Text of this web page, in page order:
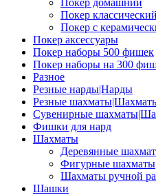
Покер классический
Покер с
Покер аксессуары
Покер наборы 500 фишек
Покер наборы на 300
Разное
Резные нарды|Нарды
Резные
Сувенирные
Фишки для нард
Шахматы
Деревянные
Фигурные шахматы
Шахматы ручной
Шашки